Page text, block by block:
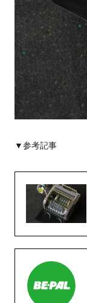
▼参考記事